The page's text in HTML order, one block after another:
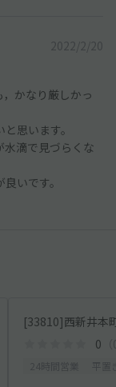
2022/2/20
かなり厳しかっ
思います。
水滴で見づらくな
いです。
0